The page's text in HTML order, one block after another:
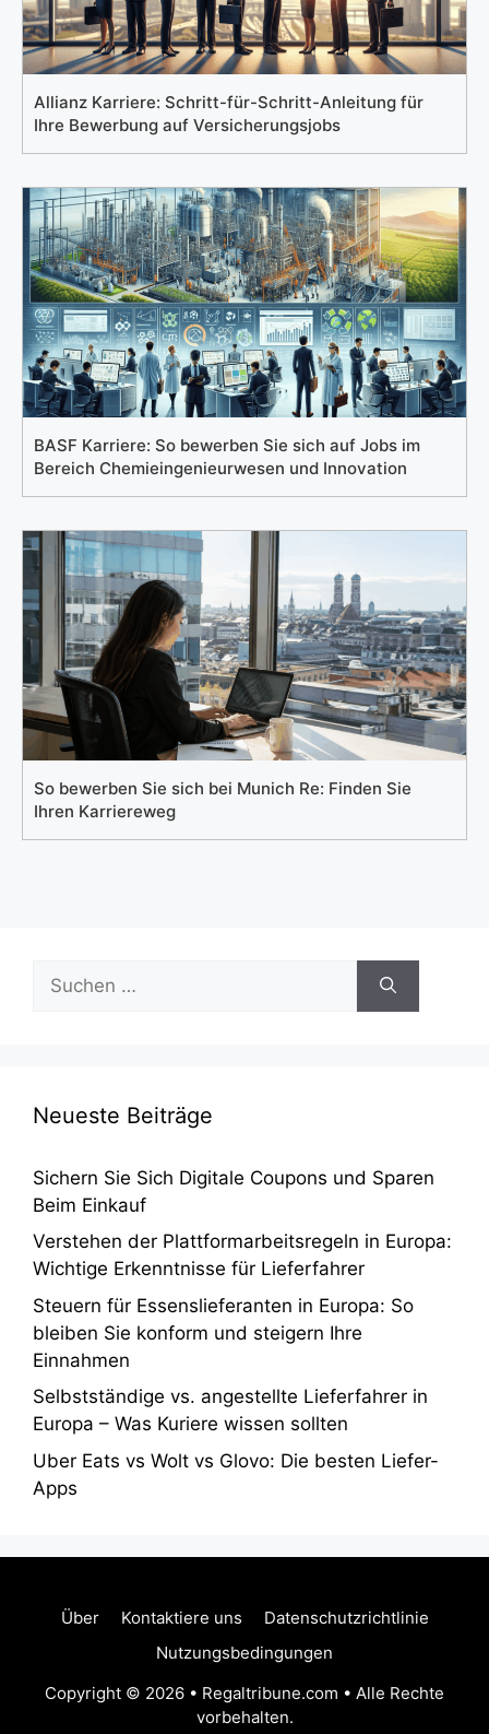
Allianz Karriere: Schritt-für-Schritt-Anleitung für
Ihre Bewerbung auf Versicherungsjobs
BASF Karriere: So bewerben Sie sich auf Jobs im
Bereich Chemieingenieurwesen und Innovation
So bewerben Sie sich bei Munich Re: Finden Sie
Ihren Karriereweg
nach:
Neueste Beiträge
Sichern Sie Sich Digitale Coupons und Sparen
Beim Einkauf
Verstehen der Plattformarbeitsregeln in Europa:
Wichtige Erkenntnisse für Lieferfahrer
Steuern für Essenslieferanten in Europa: So
bleiben Sie konform und steigern Ihre
Einnahmen
Selbstständige vs. angestellte Lieferfahrer in
Europa – Was Kuriere wissen sollten
Uber Eats vs Wolt vs Glovo: Die besten Liefer-
Apps
Über Kontaktiere uns
Datenschutzrichtlinie
Nutzungsbedingungen
Copyright © 2026 • Regaltribune.com • Alle Rechte
vorbehalten.